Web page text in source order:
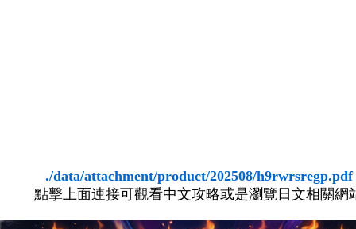
./data/attachment/product/202508/h9rwrsregp.pdf
點擊上面連接可觀看中文攻略或是瀏覽日文相關網